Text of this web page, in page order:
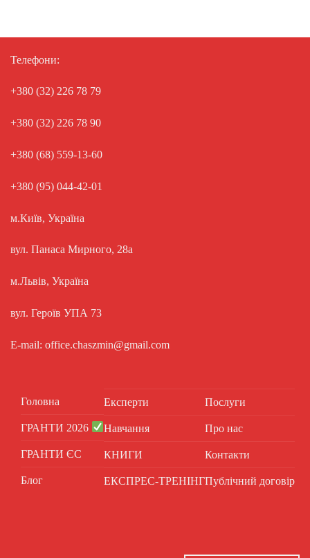
Телефони:
+380 (32) 226 78 79
+380 (32) 226 78 90
+380 (68) 559-13-60
+380 (95) 044-42-01
м.Київ, Україна
вул. Панаса Мирного, 28а
м.Львів, Україна
вул. Героїв УПА 73
E-mail: office.chaszmin@gmail.com
Головна
ГРАНТИ 2026
ГРАНТИ ЄС
Блог
Експерти
Навчання
КНИГИ
ЕКСПРЕС-ТРЕНІНГ
Послуги
Про нас
Контакти
Публічний договір